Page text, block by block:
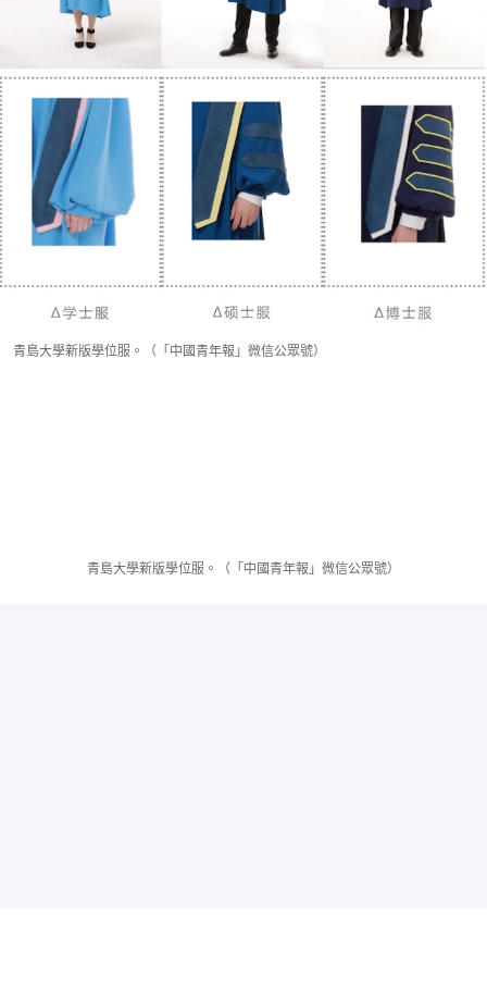
青島大學新版學位服。（「中國青年報」微信公眾號）
青島大學新版學位服。（「中國青年報」微信公眾號）